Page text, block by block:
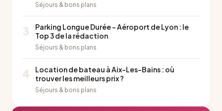
Séjours & bons plans
3
Parking Longue Durée – Aéroport de Lyon : le
Top 3 de la rédaction
Séjours & bons plans
4
Location de bateau à Aix-Les-Bains : où
trouver les meilleurs prix ?
Séjours & bons plans